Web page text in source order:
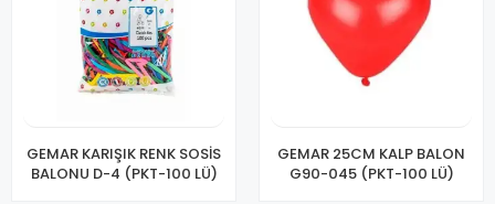
GEMAR KARIŞIK RENK SOSİS
BALONU D-4 (PKT-100 LÜ)
GEMAR 25CM KALP BALON
G90-045 (PKT-100 LÜ)